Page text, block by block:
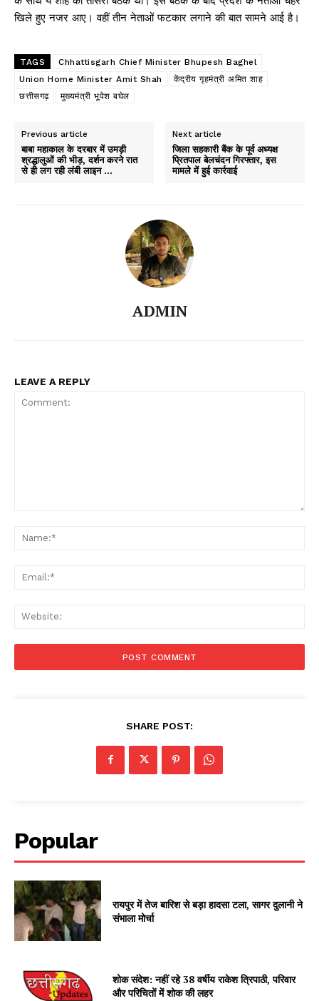
खिले हुए नजर आए। वहीं तीन नेताओं फटकार लगाने की बात सामने आई है।
TAGS
Chhattisgarh Chief Minister Bhupesh Baghel
Union Home Minister Amit Shah
केंद्रीय गृहमंत्री अमित शाह
छत्तीसगढ़
मुख्यमंत्री भूपेश बघेल
Previous article
बाबा महाकाल के दरबार में उमड़ी
श्रद्धालुओं की भीड़, दर्शन करने रात
से ही लग रही लंबी लाइन …
Next article
जिला सहकारी बैंक के पूर्व अध्यक्ष
प्रितपाल बेलचंदन गिरफ्तार, इस
मामले में हुई कार्रवाई
ADMIN
LEAVE A REPLY
SHARE POST:
Popular
रायपुर में तेज बारिश से बड़ा हादसा टला, सागर दुलानी ने
संभाला मोर्चा
शोक संदेश: नहीं रहे 38 वर्षीय राकेश त्रिपाठी, परिवार
और परिचितों में शोक की लहर